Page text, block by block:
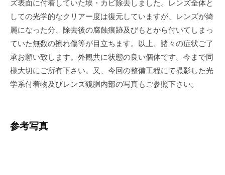
ズ表面に付着していた埃・カビ除去しました。レンズ全体と
しての光学的なクリアー度は復元していますが、レンズが綺
麗になった分、除去後の腐蝕痕跡及びもとから付いてしまっ
ていた無数の擦れ傷等が目立ちます。以上、諸々の症状ご了
承お願い致します。外観共に状態の良い個体です。今まで同
様大切にご所有下さい。又、今回の整備工程にて撮影した光
学系付着物及びレンズ鏡胴内部の写真もご参照下さい。
参考写真